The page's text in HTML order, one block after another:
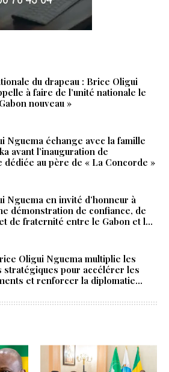
du drapeau : Brice Oligui
à faire de l’unité nationale le
nouveau »
Nguema échange avec la famille
avant l’inauguration de
dédiée au père de « La Concorde »
Nguema en invité d’honneur à
démonstration de confiance, de
de fraternité entre le Gabon et la
Oligui Nguema multiplie les
stratégiques pour accélérer les
et renforcer la diplomatie
du Gabon